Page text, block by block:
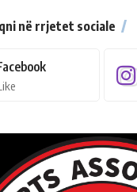
në rrjetet sociale